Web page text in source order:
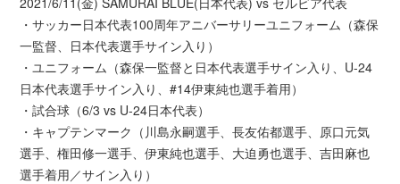
・サッカー日本代表100周年アニバーサリーユニフォーム（森保
一監督、日本代表選手サイン入り）
・ユニフォーム（森保一監督と日本代表選手サイン入り、U-24
日本代表選手サイン入り、#14伊東純也選手着用）
・試合球（6/3 vs U-24日本代表）
・キャプテンマーク（川島永嗣選手、長友佑都選手、原口元気
選手、権田修一選手、伊東純也選手、大迫勇也選手、吉田麻也
選手着用／サイン入り）